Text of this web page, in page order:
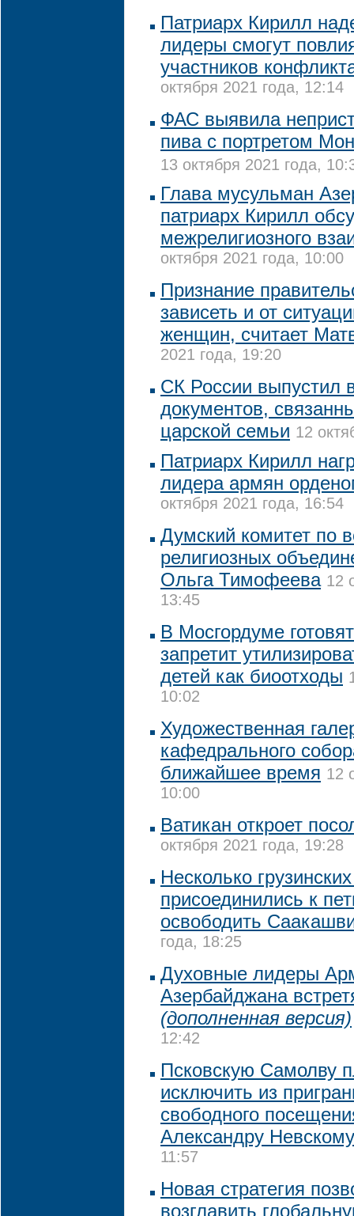
Патриарх Кирилл
лидеры смогут
участников
октября 2021 года, 12:14
ФАС выявила
пива с портретом
13 октября 2021 года,
Глава мусульман
патриарх Кирилл
межрелигиозного
октября 2021 года, 10:00
Признание
зависеть и от
женщин, считает
2021 года, 19:20
СК России выпустил
документов,
царской семьи 12
Патриарх Кирилл
лидера армян
октября 2021 года, 16:54
Думский комитет по
религиозных
Ольга Тимофеева 12
13:45
В Мосгордуме
запретит
детей как биоотходы
10:02
Художественная
кафедрального
ближайшее время 12
10:00
Ватикан откроет
октября 2021 года, 19:28
Несколько
присоединились к
освободить
года, 18:25
Духовные лидеры
Азербайджана
(дополненная версия)
12:42
Псковскую Самолву
исключить из
свободного
Александру Невскому
11:57
Новая стратегия
возглавить